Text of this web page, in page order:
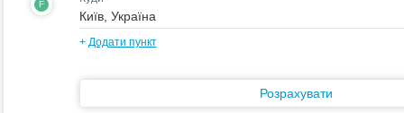
F
+ Додати пункт
Розрахувати